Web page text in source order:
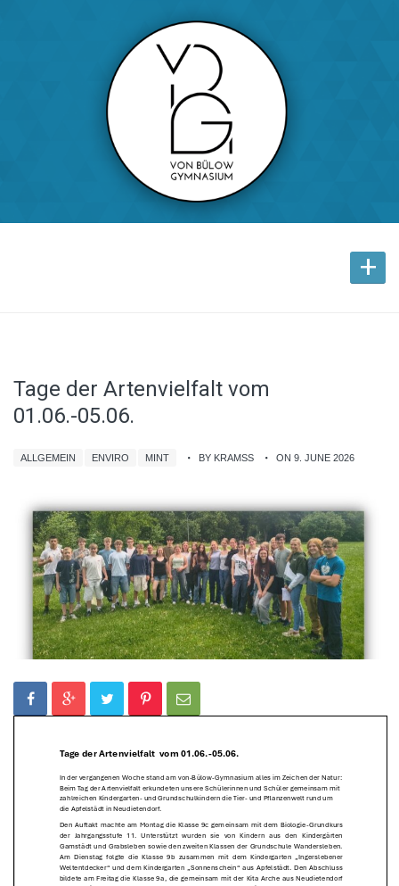
+
Tage der Artenvielfalt vom
01.06.-05.06.
ALLGEMEIN ENVIRO MINT BY KRAMSS ON 9. JUNE 2026